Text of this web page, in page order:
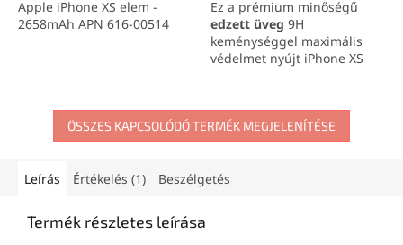
Apple iPhone XS elem -
2658mAh APN 616-00514
Ez a prémium minőségű
edzett üveg 9H
keménységgel maximális
védelmet nyújt iPhone XS
érintésérzékenységét és
kristálytiszta HD képét,
miközben taszítja a zsírt és
Egyszerűen felhelyezhető és
ÖSSZES KAPCSOLÓDÓ TERMÉK MEGJELENÍTÉSE
Leírás Értékelés (1) Beszélgetés
Termék részletes leírása